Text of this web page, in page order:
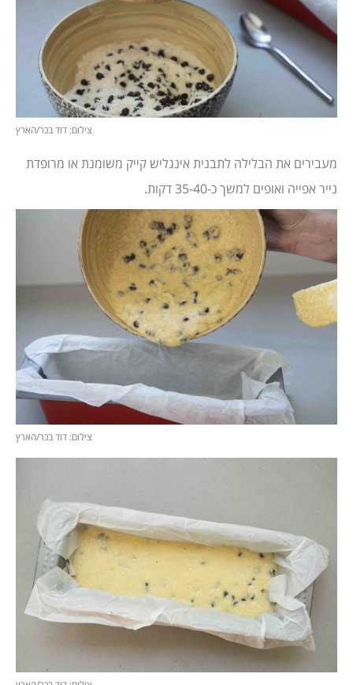
צילום: דוד בכר/הארץ
מעבירים את הבלילה לתבנית אינגליש קייק משומנת או מרופדת
נייר אפייה ואופים למשך כ-35-40 דקות.
צילום: דוד בכר/הארץ